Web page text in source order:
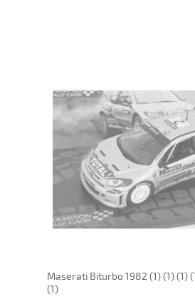
Maserati Biturbo 1982 (1) (1) (1)
(1)